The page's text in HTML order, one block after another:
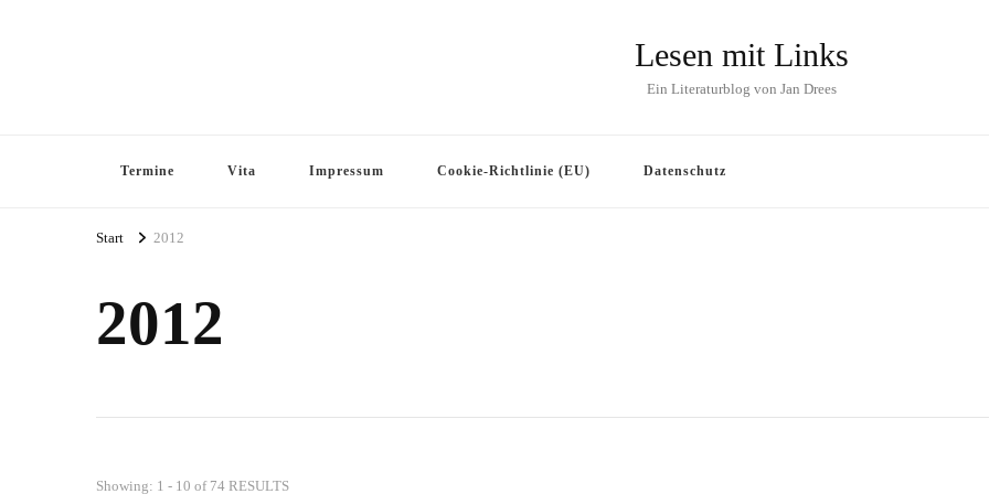
Lesen mit Links
Ein Literaturblog von Jan Drees
Termine Vita Impressum Cookie-Richtlinie (EU) Datenschutz
Start 2012
2012
Showing: 1 - 10 of 74 RESULTS